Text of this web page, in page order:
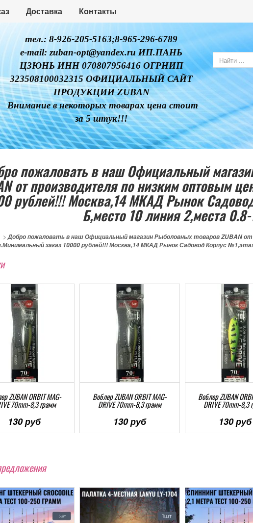
Доставка Контакты
тел.: 8-926-205-5163;8-965-296-6789
e-mail: zuban-opt@yandex.ru ИП.ПАНЬ
ЦЗЮНЬ ИНН 070807956416 ОГРНИП
323508100032315 ОФИЦИАЛЬНЫЙ САЙТ
ПРОДУКЦИИ ZUBAN
Внимание в некоторых товарах цена стоит
за 5 штук!!!
пожаловать в наш Официальный
от производителя по низким оптовым
рублей!!! Москва,14 МКАД Рынок
Б,место 10 линия 2,места
>Добро пожаловать в наш Официальный магазин Рыболовных товаров ZUBAN
заказ 10000 рублей!!! Москва,14 МКАД Рынок Садовод Корпус
ZUBAN ORBIT MAG-
70mm-8,3 грамм
130 руб
Воблер ZUBAN ORBIT MAG-
DRIVE 70mm-8,3 грамм
130 руб
Воблер ZUBAN
DRIVE 70mm-8,3
130 руб